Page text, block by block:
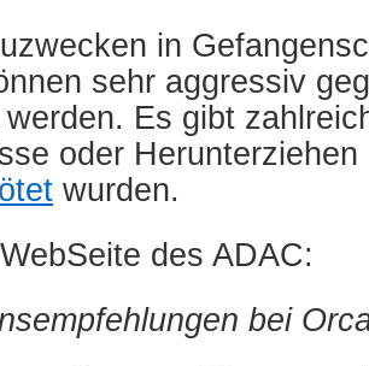
in
sehr aggressiv
Es gibt
oder
wurden.
des ADAC:
bei